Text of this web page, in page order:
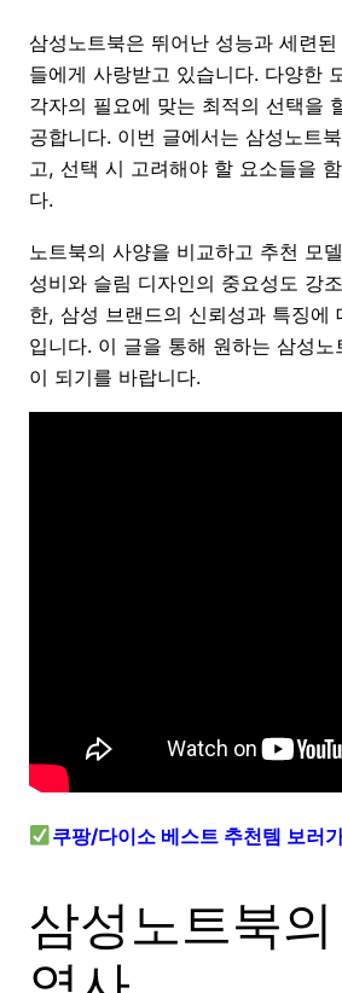
삼성노트북은 뛰어난 성능과 세련
들에게 사랑받고 있습니다. 다양한
각자의 필요에 맞는 최적의 선택을
공합니다. 이번 글에서는 삼성노트
고, 선택 시 고려해야 할 요소들을
다.
노트북의 사양을 비교하고 추천 모
성비와 슬림 디자인의 중요성도 강
한, 삼성 브랜드의 신뢰성과 특징에
입니다. 이 글을 통해 원하는 삼성
이 되기를 바랍니다.
쿠팡/다이소 베스트 추천템 보러
삼성노트북